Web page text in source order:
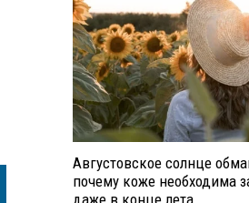
Августовское солнце
почему коже необходима